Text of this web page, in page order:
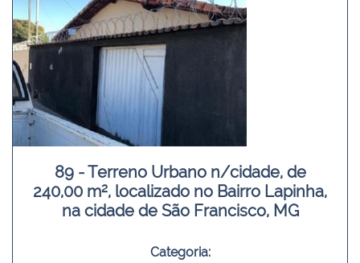
89 - Terreno Urbano n/cidade, de
240,00 m², localizado no Bairro Lapinha,
na cidade de São Francisco, MG
Categoria: